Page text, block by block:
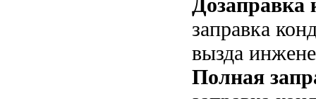
заправка
вызда
Полная